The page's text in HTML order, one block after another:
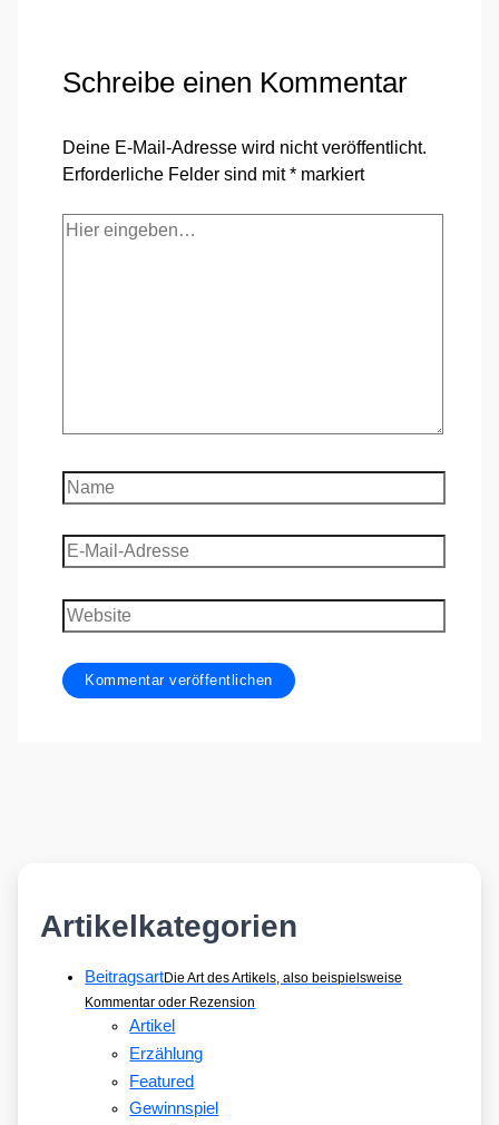
Schreibe einen Kommentar
Deine E-Mail-Adresse wird nicht veröffentlicht.
Erforderliche Felder sind mit* markiert
Hier
Name
E-
Mail-
Adresse
Website
Artikelkategorien
BeitragsartDie Art des Artikels, also beispielsweise
Kommentar oder Rezension
Artikel
Erzählung
Featured
Gewinnspiel